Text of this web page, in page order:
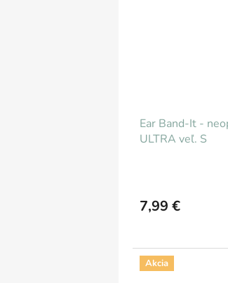
Ear Band-It -
ULTRA veľ. S
7,99 €
Akcia